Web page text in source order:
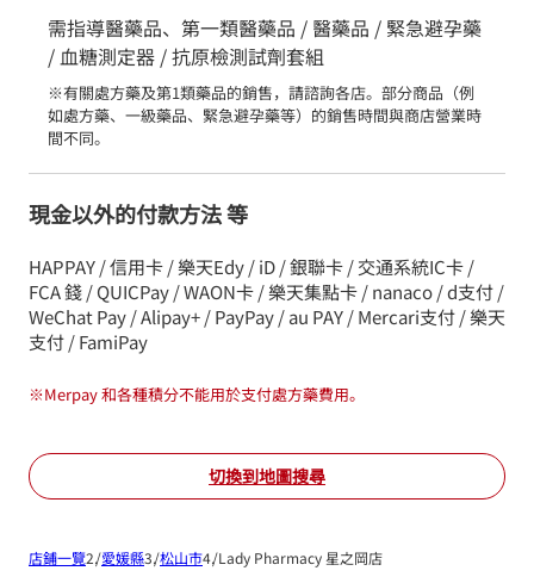
需指導醫藥品、第一類醫藥品 / 醫藥品 / 緊急避孕藥
/ 血糖測定器 / 抗原檢測試劑套組
※有關處方藥及第1類藥品的銷售，請諮詢各店。部分商品（例
如處方藥、一級藥品、緊急避孕藥等）的銷售時間與商店營業時
間不同。
現金以外的付款方法 等
HAPPAY / 信用卡 / 樂天Edy / iD / 銀聯卡 / 交通系統IC卡 /
FCA 錢 / QUICPay / WAON卡 / 樂天集點卡 / nanaco / d支付 /
WeChat Pay / Alipay+ / PayPay / au PAY / Mercari支付 / 樂天
支付 / FamiPay
※Merpay 和各種積分不能用於支付處方藥費用。
切換到地圖搜尋
店鋪一覽 愛媛縣 松山市 Lady Pharmacy 星之岡店